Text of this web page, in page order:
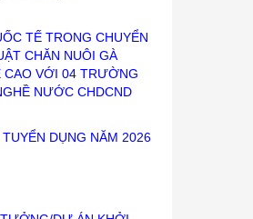
TẾ TRONG CHUYỂN
CHĂN NUÔI GÀ
CAO VỚI 04 TRƯỜNG
NƯỚC CHDCND
DỤNG NĂM 2026